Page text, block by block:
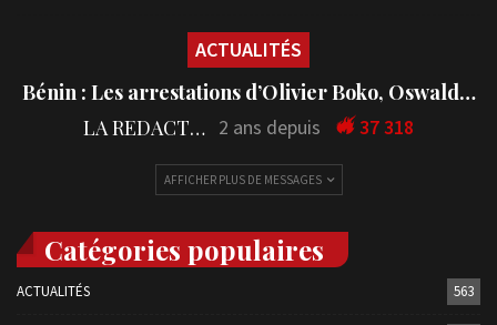
ACTUALITÉS
Bénin : Les arrestations d’Olivier Boko, Oswald…
LA REDACTION 2 ans depuis 37 318
AFFICHER PLUS DE MESSAGES
Catégories populaires
ACTUALITÉS 563